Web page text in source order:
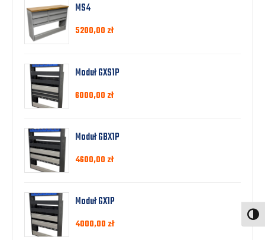
MS4
5200,00 zł
Moduł GXS1P
6000,00 zł
Moduł GBX1P
4600,00 zł
Moduł GX1P
4000,00 zł